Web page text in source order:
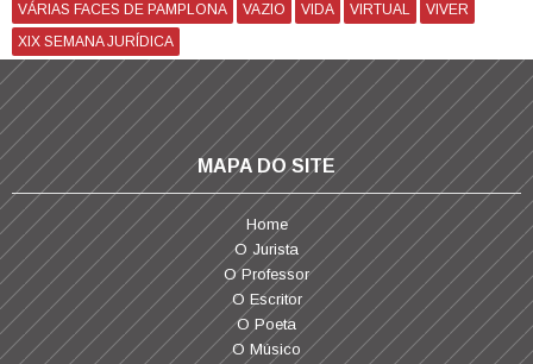
VÁRIAS FACES DE PAMPLONA
VAZIO VIDA VIRTUAL
VIVER
XIX SEMANA JURÍDICA
MAPA DO SITE
Home
O Jurista
O Professor
O Escritor
O Poeta
O Músico